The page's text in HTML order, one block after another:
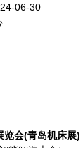
06-30
览会(青岛机床展)